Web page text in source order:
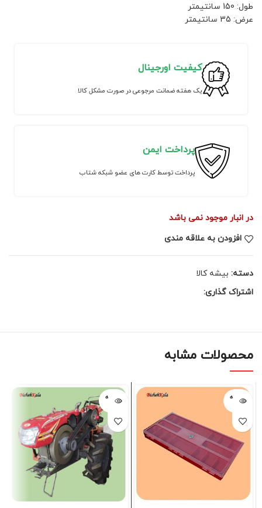
طول: 150 سانتیمتر
عرض: 35 سانتیمتر
کیفیت اورجینال
یک هفته ضمانت مرجوعی در صورت مشکل کالا
پرداخت ایمن
پرداخت توسط کارت های عضو شبکه شتاب
در انبار موجود نمی باشد
افزودن به علاقه مندی
دسته: بیشه کالا
اشتراک گذاری:
محصولات مشابه
فروخته
شده
فروخته
شده